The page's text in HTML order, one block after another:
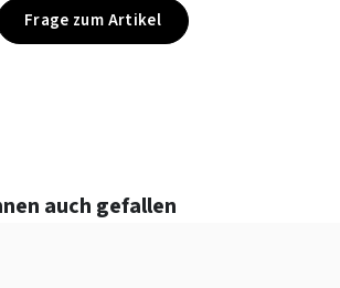
Frage zum Artikel
auch gefallen